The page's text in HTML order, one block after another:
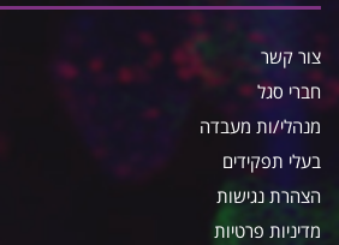
צור קשר
חברי סגל
מנהלי/ות מעבדה
בעלי תפקידים
הצהרת נגישות
מדיניות פרטיות